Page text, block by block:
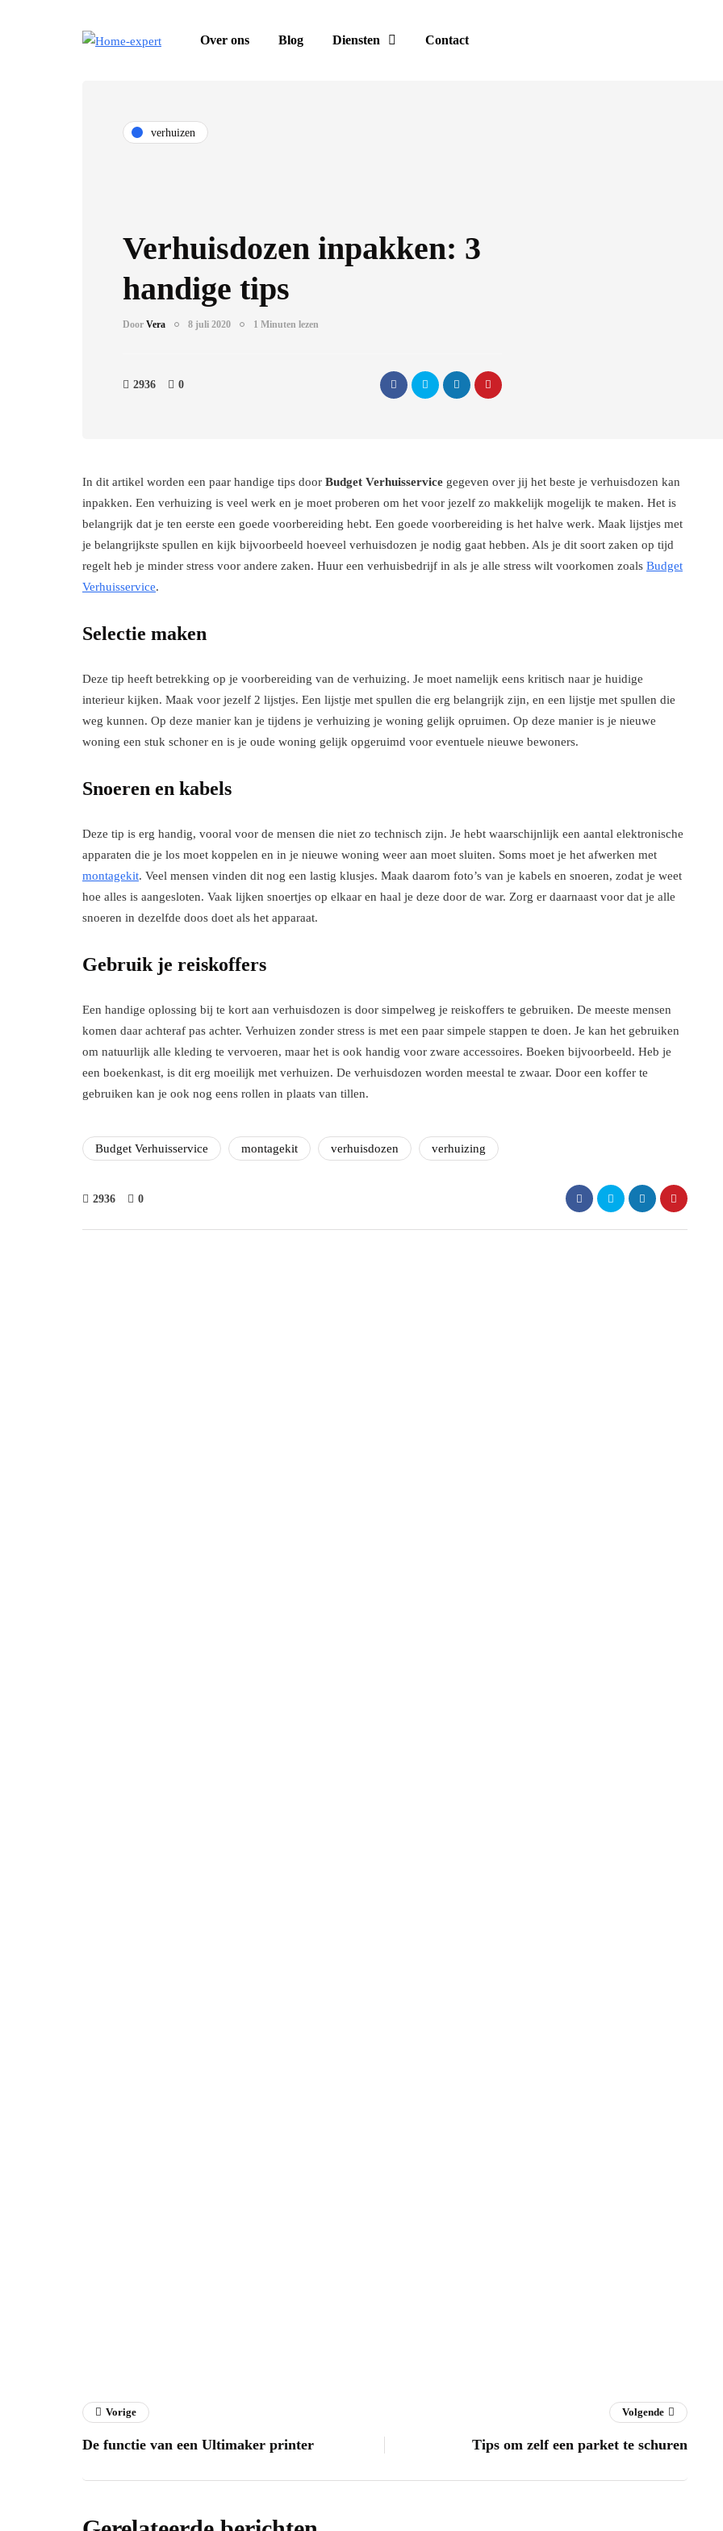
Over ons Blog Diensten Contact
verhuizen
Verhuisdozen inpakken: 3
handige tips
Door Vera 8 juli 2020 1 Minuten lezen
2936 0
In dit artikel worden een paar handige tips door Budget Verhuisservice gegeven over jij het beste je verhuisdozen kan
inpakken. Een verhuizing is veel werk en je moet proberen om het voor jezelf zo makkelijk mogelijk te maken. Het is
belangrijk dat je ten eerste een goede voorbereiding hebt. Een goede voorbereiding is het halve werk. Maak lijstjes met
je belangrijkste spullen en kijk bijvoorbeeld hoeveel verhuisdozen je nodig gaat hebben. Als je dit soort zaken op tijd
regelt heb je minder stress voor andere zaken. Huur een verhuisbedrijf in als je alle stress wilt voorkomen zoals Budget
Verhuisservice.
Selectie maken
Deze tip heeft betrekking op je voorbereiding van de verhuizing. Je moet namelijk eens kritisch naar je huidige
interieur kijken. Maak voor jezelf 2 lijstjes. Een lijstje met spullen die erg belangrijk zijn, en een lijstje met spullen die
weg kunnen. Op deze manier kan je tijdens je verhuizing je woning gelijk opruimen. Op deze manier is je nieuwe
woning een stuk schoner en is je oude woning gelijk opgeruimd voor eventuele nieuwe bewoners.
Snoeren en kabels
Deze tip is erg handig, vooral voor de mensen die niet zo technisch zijn. Je hebt waarschijnlijk een aantal elektronische
apparaten die je los moet koppelen en in je nieuwe woning weer aan moet sluiten. Soms moet je het afwerken met
montagekit. Veel mensen vinden dit nog een lastig klusjes. Maak daarom foto’s van je kabels en snoeren, zodat je weet
hoe alles is aangesloten. Vaak lijken snoertjes op elkaar en haal je deze door de war. Zorg er daarnaast voor dat je alle
snoeren in dezelfde doos doet als het apparaat.
Gebruik je reiskoffers
Een handige oplossing bij te kort aan verhuisdozen is door simpelweg je reiskoffers te gebruiken. De meeste mensen
komen daar achteraf pas achter. Verhuizen zonder stress is met een paar simpele stappen te doen. Je kan het gebruiken
om natuurlijk alle kleding te vervoeren, maar het is ook handig voor zware accessoires. Boeken bijvoorbeeld. Heb je
een boekenkast, is dit erg moeilijk met verhuizen. De verhuisdozen worden meestal te zwaar. Door een koffer te
gebruiken kan je ook nog eens rollen in plaats van tillen.
Budget Verhuisservice montagekit verhuisdozen verhuizing
2936 0
Vorige
De functie van een Ultimaker printer
Volgende
Tips om zelf een parket te schuren